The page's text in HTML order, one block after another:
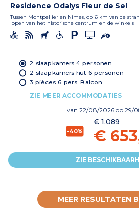
Residence Odalys Fleur de Sel
Tussen Montpellier en Nîmes, op 6 km van de
lopen van het historische centrum en de winkels
2 slaapkamers 4 personen
2 slaapkamers hut 6 personen
3 pièces 6 pers. Balcon
ZIE MEER ACCOMMODATIES
van 22/08/2026 op 29/
-40%
€ 1.089
€
ZIE
MEER RESULTATEN